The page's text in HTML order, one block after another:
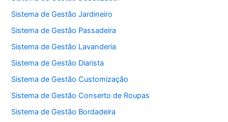
Sistema de Gestão Jardineiro
Sistema de Gestão Passadeira
Sistema de Gestão Lavanderia
Sistema de Gestão Diarista
Sistema de Gestão Customização
Sistema de Gestão Conserto de Roupas
Sistema de Gestão Bordadeira